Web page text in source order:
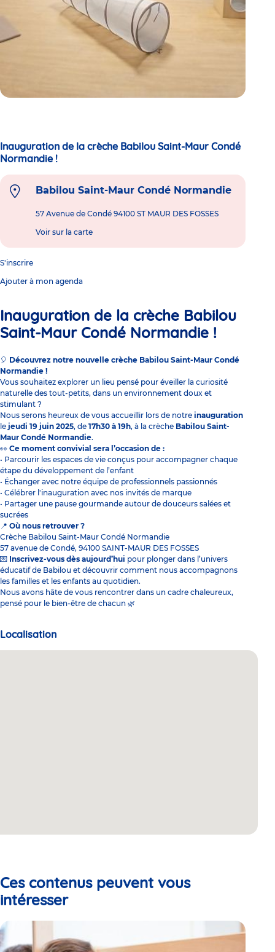
Inauguration de la crèche Babilou
Saint-Maur Condé Normandie !
🎈 Découvrez notre nouvelle crèche Babilou Saint-Maur Condé
Normandie !
Vous souhaitez explorer un lieu pensé pour éveiller la curiosité
naturelle des tout-petits, dans un environnement doux et
stimulant ?
Nous serons heureux de vous accueillir lors de notre inauguration
le jeudi 19 juin 2025, de 17h30 à 19h, à la crèche Babilou Saint-
Maur Condé Normandie.
👀 Ce moment convivial sera l’occasion de :
• Parcourir les espaces de vie conçus pour accompagner chaque
étape du développement de l’enfant
• Échanger avec notre équipe de professionnels passionnés
• Célébrer l'inauguration avec nos invités de marque
• Partager une pause gourmande autour de douceurs salées et
sucrées
📍 Où nous retrouver ?
Crèche Babilou Saint-Maur Condé Normandie
57 avenue de Condé, 94100 SAINT-MAUR DES FOSSES
💌 Inscrivez-vous dès aujourd’hui pour plonger dans l’univers
éducatif de Babilou et découvrir comment nous accompagnons
les familles et les enfants au quotidien.
Nous avons hâte de vous rencontrer dans un cadre chaleureux,
pensé pour le bien-être de chacun 🌿
Localisation
Inauguration de la crèche Babilou Saint-Maur Condé
Normandie !
Babilou Saint-Maur Condé Normandie
57 Avenue de Condé 94100 ST MAUR DES FOSSES
Voir sur la carte
S'inscrire
Ajouter à mon agenda
Ces contenus peuvent vous
intéresser